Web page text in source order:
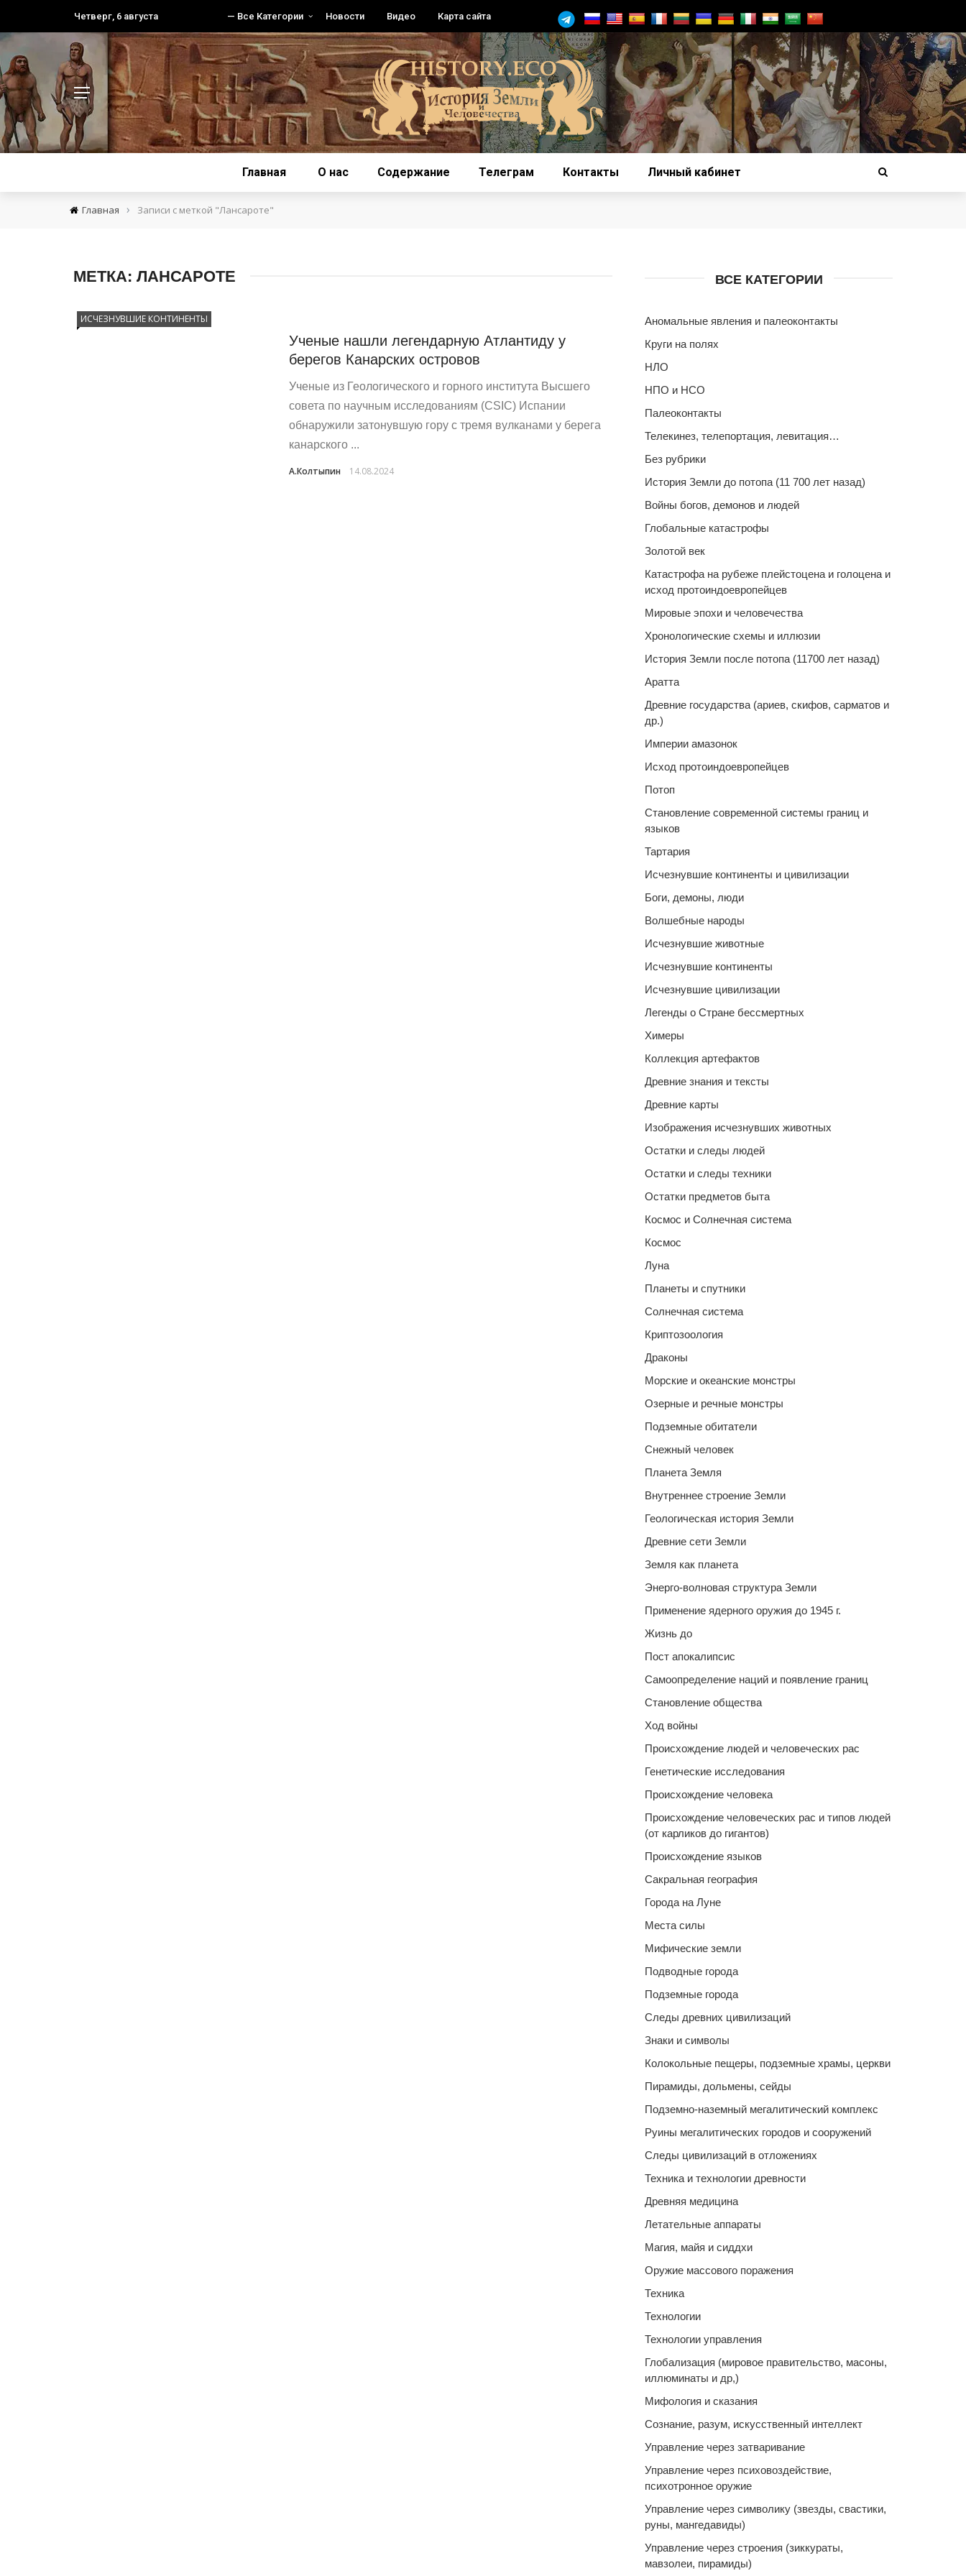
Четверг, 6 августа — Все Категории Новости Видео Карта сайта
Главная О нас Содержание Телеграм Контакты Личный кабинет
Главная › Записи с меткой "Лансароте"
МЕТКА: ЛАНСАРОТЕ
ИСЧЕЗНУВШИЕ КОНТИНЕНТЫ
Ученые нашли легендарную Атлантиду у
берегов Канарских островов
Ученые из Геологического и горного института Высшего
совета по научным исследованиям (CSIC) Испании
обнаружили затонувшую гору с тремя вулканами у берега
канарского ...
А.Колтыпин 14.08.2024
ВСЕ КАТЕГОРИИ
Аномальные явления и палеоконтакты
Круги на полях
НЛО
НПО и НСО
Палеоконтакты
Телекинез, телепортация, левитация…
Без рубрики
История Земли до потопа (11 700 лет назад)
Войны богов, демонов и людей
Глобальные катастрофы
Золотой век
Катастрофа на рубеже плейстоцена и голоцена и
исход протоиндоевропейцев
Мировые эпохи и человечества
Хронологические схемы и иллюзии
История Земли после потопа (11700 лет назад)
Аратта
Древние государства (ариев, скифов, сарматов и
др.)
Империи амазонок
Исход протоиндоевропейцев
Потоп
Становление современной системы границ и
языков
Тартария
Исчезнувшие континенты и цивилизации
Боги, демоны, люди
Волшебные народы
Исчезнувшие животные
Исчезнувшие континенты
Исчезнувшие цивилизации
Легенды о Стране бессмертных
Химеры
Коллекция артефактов
Древние знания и тексты
Древние карты
Изображения исчезнувших животных
Остатки и следы людей
Остатки и следы техники
Остатки предметов быта
Космос и Солнечная система
Космос
Луна
Планеты и спутники
Солнечная система
Криптозоология
Драконы
Морские и океанские монстры
Озерные и речные монстры
Подземные обитатели
Снежный человек
Планета Земля
Внутреннее строение Земли
Геологическая история Земли
Древние сети Земли
Земля как планета
Энерго-волновая структура Земли
Применение ядерного оружия до 1945 г.
Жизнь до
Пост апокалипсис
Самоопределение наций и появление границ
Становление общества
Ход войны
Происхождение людей и человеческих рас
Генетические исследования
Происхождение человека
Происхождение человеческих рас и типов людей
(от карликов до гигантов)
Происхождение языков
Сакральная география
Города на Луне
Места силы
Мифические земли
Подводные города
Подземные города
Следы древних цивилизаций
Знаки и символы
Колокольные пещеры, подземные храмы, церкви
Пирамиды, дольмены, сейды
Подземно-наземный мегалитический комплекс
Руины мегалитических городов и сооружений
Следы цивилизаций в отложениях
Техника и технологии древности
Древняя медицина
Летательные аппараты
Магия, майя и сиддхи
Оружие массового поражения
Техника
Технологии
Технологии управления
Глобализация (мировое правительство, масоны,
иллюминаты и др,)
Мифология и сказания
Сознание, разум, искусственный интеллект
Управление через затваривание
Управление через психовоздействие,
психотронное оружие
Управление через символику (звезды, свастики,
руны, мангедавиды)
Управление через строения (зиккураты,
мавзолеи, пирамиды)